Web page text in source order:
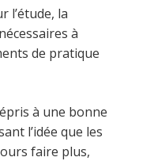
l’étude, la
à
de pratique
à une bonne
l’idée que les
faire plus,